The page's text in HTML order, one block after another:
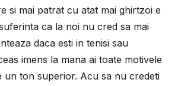
si mai patrat cu atat mai ghirtzoi e
ca la noi nu cred sa mai
daca esti in tenisi sau
imens la mana ai toate motivele
un ton superior. Acu sa nu credeti